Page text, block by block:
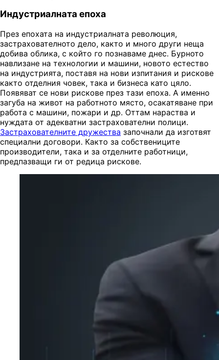
Индустриалната епоха
През епохата на индустриалната революция,
застрахователното дело, както и много други неща
добива облика, с който го познаваме днес. Бурното
навлизане на технологии и машини, новото естество
на индустрията, поставя на нови изпитания и рискове
както отделния човек, така и бизнеса като цяло.
Появяват се нови рискове през тази епоха. А именно
загуба на живот на работното място, осакатяване при
работа с машини, пожари и др. Оттам нараства и
нуждата от адекватни застрахователни полици.
Застрахователните дружества започнали да изготвят
специални договори. Както за собствениците
производители, така и за отделните работници,
предпазващи ги от редица рискове.